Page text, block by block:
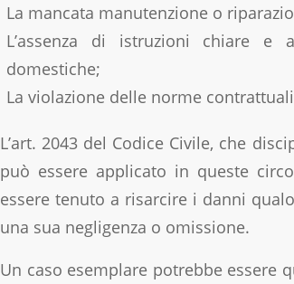
La mancata manutenzione o
L’assenza di istruzioni chiare
domestiche;
La violazione delle norme
L’art. 2043 del Codice Civile, che
può essere applicato in queste
essere tenuto a risarcire i danni
una sua negligenza o omissione.
Un caso esemplare potrebbe essere